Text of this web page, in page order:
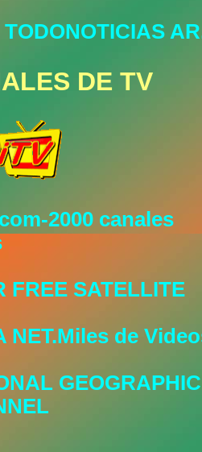
TODONOTICIAS
DE TV
2000 canales
FREE SATELLITE
NET.Miles de
GEOGRAPHIC